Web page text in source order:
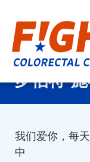
至 罗伯特-
我们爱你，每
中